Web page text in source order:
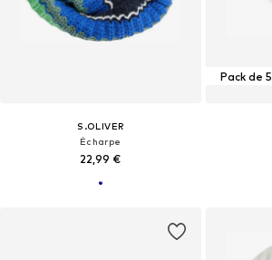
S.OLIVER
Écharpe
22,99 €
Pack de 5